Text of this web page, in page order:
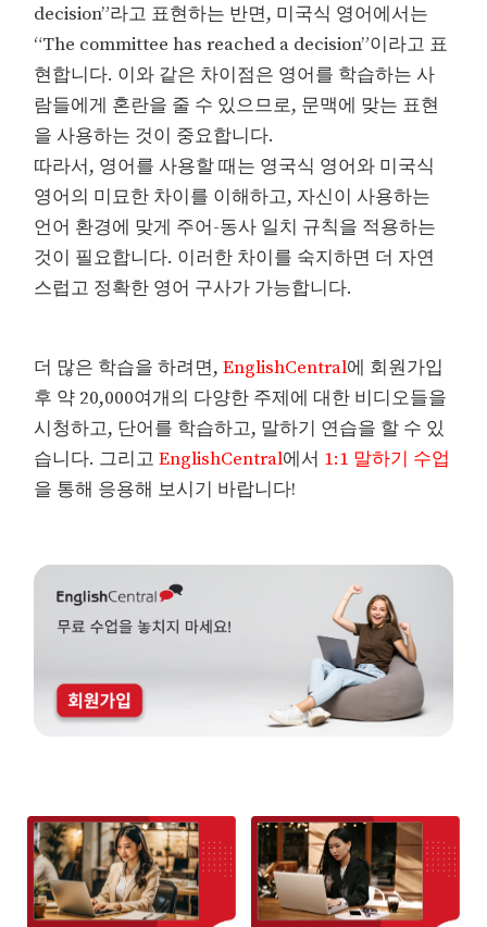
decision”라고 표현하는 반면, 미국식 영어에서는
“The committee has reached a decision”이라고 표
현합니다. 이와 같은 차이점은 영어를 학습하는 사
람들에게 혼란을 줄 수 있으므로, 문맥에 맞는 표현
을 사용하는 것이 중요합니다.
따라서, 영어를 사용할 때는 영국식 영어와 미국식
영어의 미묘한 차이를 이해하고, 자신이 사용하는
언어 환경에 맞게 주어-동사 일치 규칙을 적용하는
것이 필요합니다. 이러한 차이를 숙지하면 더 자연
스럽고 정확한 영어 구사가 가능합니다.
더 많은 학습을 하려면,EnglishCentral에 회원가입
후 약 20,000여개의 다양한 주제에 대한 비디오들을
시청하고, 단어를 학습하고, 말하기 연습을 할 수 있
습니다. 그리고EnglishCentral에서 1:1 말하기 수업
을 통해 응용해 보시기 바랍니다!